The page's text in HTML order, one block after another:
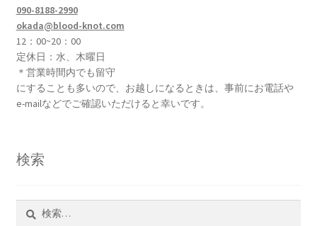
送
り
090-8188-2990
okada@blood-knot.com
12：00~20：00
定休日：水、木曜日
＊営業時間内でも留守
にすることも多いので、お越しになるときは、事前にお電話や
e-mailなどでご確認いただけると幸いです。
検索